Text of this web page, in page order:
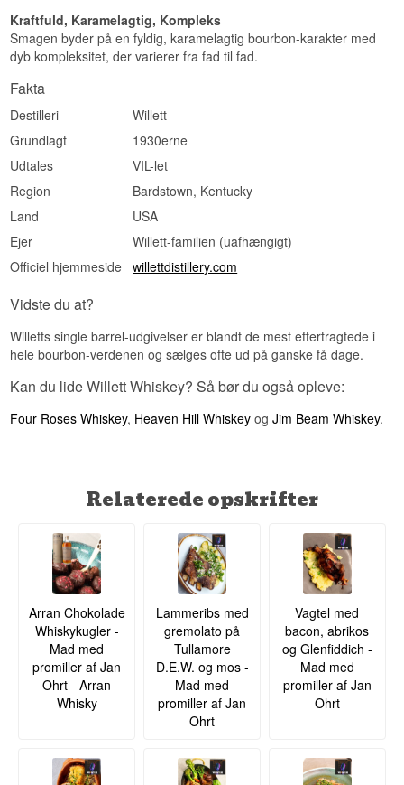
Kraftfuld, Karamelagtig, Kompleks
Smagen byder på en fyldig, karamelagtig bourbon-karakter med
dyb kompleksitet, der varierer fra fad til fad.
Fakta
Destilleri
Willett
Grundlagt
1930erne
Udtales
VIL-let
Region
Bardstown, Kentucky
Land
USA
Ejer
Willett-familien (uafhængigt)
Officiel hjemmeside
willettdistillery.com
Vidste du at?
Willetts single barrel-udgivelser er blandt de mest eftertragtede i
hele bourbon-verdenen og sælges ofte ud på ganske få dage.
Kan du lide Willett Whiskey? Så bør du også opleve:
Four Roses Whiskey, Heaven Hill Whiskey ogJim Beam Whiskey.
Relaterede opskrifter
Arran Chokolade
Whiskykugler -
Mad med
promiller af Jan
Ohrt - Arran
Whisky
Lammeribs med
gremolato på
Tullamore
D.E.W. og mos -
Mad med
promiller af Jan
Ohrt
Vagtel med
bacon, abrikos
og Glenfiddich -
Mad med
promiller af Jan
Ohrt